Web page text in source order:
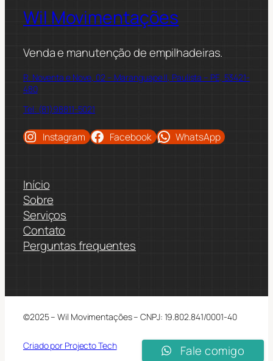
Wil Movimentações
Venda e manutenção de empilhadeiras.
R. Noventa e Nove, 02 – Maranguape II, Paulista – PE, 53421-
480
Tel: (81)98811-5021
Instagram Facebook WhatsApp
Início
Sobre
Serviços
Contato
Perguntas frequentes
©2025 – Wil Movimentações – CNPJ: 19.802.841/0001-40
Criado por Projecto Tech Fale comigo